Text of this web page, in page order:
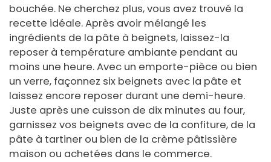
bouchée. Ne cherchez plus, vous avez trouvé la
recette idéale. Après avoir mélangé les
ingrédients de la pâte à beignets, laissez-la
reposer à température ambiante pendant au
moins une heure. Avec un emporte-pièce ou bien
un verre, façonnez six beignets avec la pâte et
laissez encore reposer durant une demi-heure.
Juste après une cuisson de dix minutes au four,
garnissez vos beignets avec de la confiture, de la
pâte à tartiner ou bien de la crème pâtissière
maison ou achetées dans le commerce.